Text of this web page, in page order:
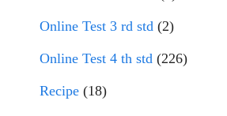
Online Test 3 rd std (2)
Online Test 4 th std (226)
Recipe (18)